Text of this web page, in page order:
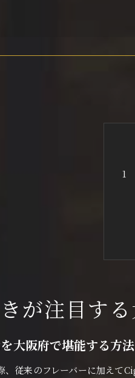
が注目す
大阪府で堪能する方法
従来のフレーバーに加えて